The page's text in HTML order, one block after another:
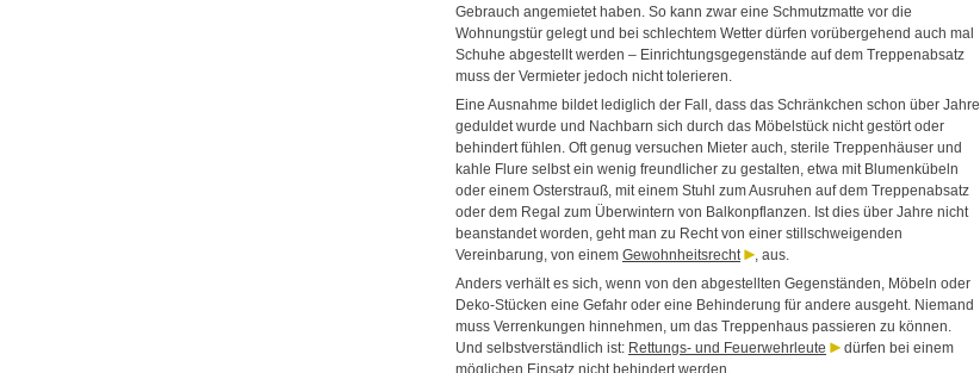
Gebrauch angemietet haben. So kann zwar eine Schmutzmatte vor die
Wohnungstür gelegt und bei schlechtem Wetter dürfen vorübergehend auch mal
Schuhe abgestellt werden – Einrichtungsgegenstände auf dem Treppenabsatz
muss der Vermieter jedoch nicht tolerieren.
Eine Ausnahme bildet lediglich der Fall, dass das Schränkchen schon über Jahre
geduldet wurde und Nachbarn sich durch das Möbelstück nicht gestört oder
behindert fühlen. Oft genug versuchen Mieter auch, sterile Treppenhäuser und
kahle Flure selbst ein wenig freundlicher zu gestalten, etwa mit Blumenkübeln
oder einem Osterstrauß, mit einem Stuhl zum Ausruhen auf dem Treppenabsatz
oder dem Regal zum Überwintern von Balkonpflanzen. Ist dies über Jahre nicht
beanstandet worden, geht man zu Recht von einer stillschweigenden
Vereinbarung, von einem Gewohnheitsrecht
, aus.
Anders verhält es sich, wenn von den abgestellten Gegenständen, Möbeln oder
Deko-Stücken eine Gefahr oder eine Behinderung für andere ausgeht. Niemand
muss Verrenkungen hinnehmen, um das Treppenhaus passieren zu können.
Und selbstverständlich ist: Rettungs- und Feuerwehrleute
dürfen bei einem
möglichen Einsatz nicht behindert werden.